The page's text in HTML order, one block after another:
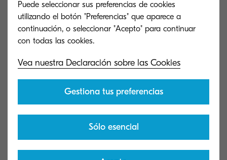
MZ7001i/MZ7001ci Series Network Fax Driver
(7.2.2906)
91 MB EXE
MAC 10.6.4 Driver Setup Guide (-)
Mac 10.6.4 Snow Leopard Driver and Scan Setup
Puede seleccionar sus preferencias de cookies
utilizando el botón "Preferencias" que aparece a
continuación, o seleccionar "Acepto" para continuar
Vea nuestra Declaración sobre las Cookies
Gestiona tus preferencias
Sólo esencial